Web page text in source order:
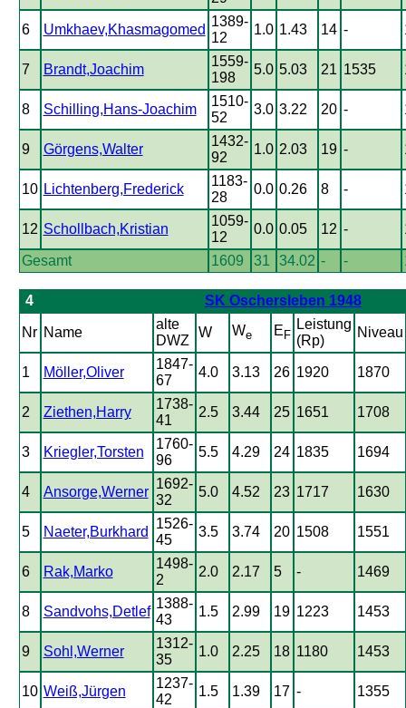
6 Umkhaev,Khasmagomed
1389-
12
1.0 1.43 14 -
7 Brandt,Joachim
1559-
198
5.0 5.03 21 1535
8 Schilling,Hans-Joachim
1510-
52
3.0 3.22 20 -
9 Görgens,Walter
1432-
92
1.0 2.03 19 -
10 Lichtenberg,Frederick
1183-
28
0.0 0.26 8 -
12 Schollbach,Kristian
1059-
12
0.0 0.05 12 -
Gesamt 1609 31 34.02 - -
4 SK Oschersleben 1948
Nr Name
alte
DWZ
W We E F
Leistung
(Rp)
Niveau
1 Möller,Oliver
1847-
67
4.0 3.13 26 1920 1870
2 Ziethen,Harry
1738-
41
2.5 3.44 25 1651 1708
3 Kriegler,Torsten
1760-
96
5.5 4.29 24 1835 1694
4 Ansorge,Werner
1692-
32
5.0 4.52 23 1717 1630
5 Naeter,Burkhard
1526-
45
3.5 3.74 20 1508 1551
6 Rak,Marko
1498-
2
2.0 2.17 5 - 1469
8 Sandvohs,Detlef
1388-
43
1.5 2.99 19 1223 1453
9 Sohl,Werner
1312-
35
1.0 2.25 18 1180 1453
10 Weiß,Jürgen
1237-
42
1.5 1.39 17 - 1355